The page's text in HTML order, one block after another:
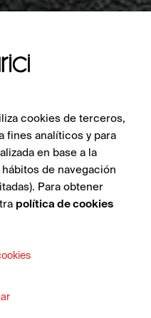
cookies de terceros,
fines analíticos y para
en base a la
de navegación
Para obtener
política de cookies